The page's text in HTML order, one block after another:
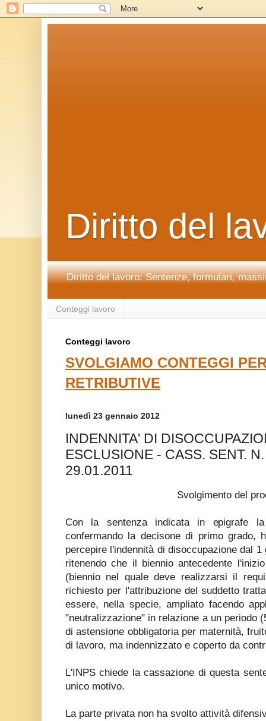
Diritto del
Diritto del lavoro: Sentenze, formulari,
Conteggi lavoro
Conteggi lavoro
SVOLGIAMO CONTEGGI
RETRIBUTIVE
lunedì 23 gennaio 2012
INDENNITA' DI
ESCLUSIONE - CASS. SENT.
29.01.2011
Svolgimento del
Con la sentenza indicata in epigrafe
confermando la decisone di primo grado,
percepire l'indennità di disoccupazione dal
ritenendo che il biennio antecedente
(biennio nel quale deve realizzarsi il
richiesto per l'attribuzione del suddetto
essere, nella specie, ampliato facendo
"neutralizzazione" in relazione a un periodo
di astensione obbligatoria per maternità,
di lavoro, ma indennizzato e coperto da
L'INPS chiede la cassazione di questa
unico motivo.
La parte privata non ha svolto attività